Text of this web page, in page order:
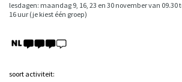
lesdagen: maandag 9, 16, 23 en 30 november van 09.30
16 uur (je kiest één groep)
soort activiteit: